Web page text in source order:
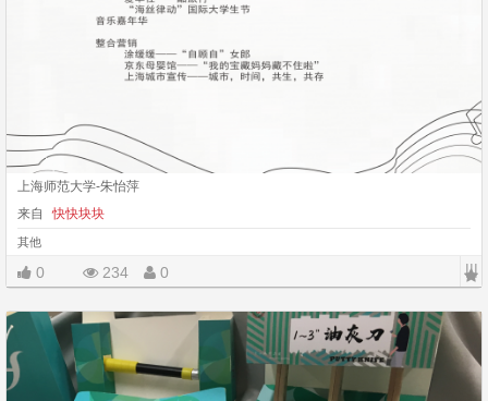
上海师范大学-朱怡萍
来自
快快块块
其他
0 234 0 |||